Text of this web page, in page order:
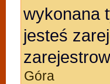
wykonana
jesteś
Góra